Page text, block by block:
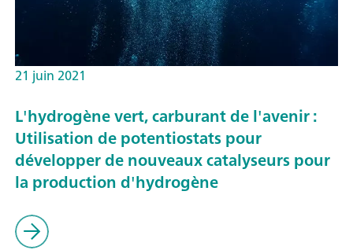
21 juin 2021
L'hydrogène vert, carburant de l'avenir :
Utilisation de potentiostats pour
développer de nouveaux catalyseurs pour
la production d'hydrogène